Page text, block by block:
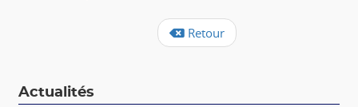
Retour
Actualités